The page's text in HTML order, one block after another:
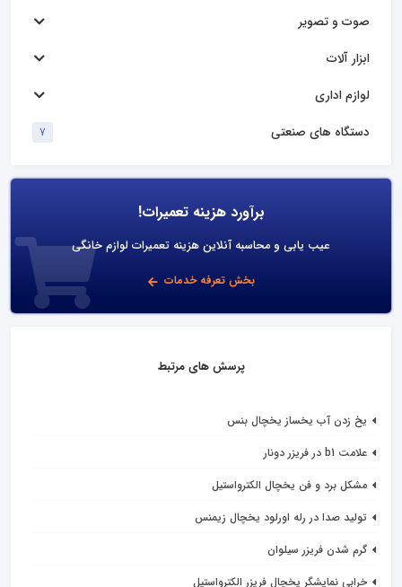
صوت و تصویر
ابزار آلات
لوازم اداری
دستگاه های صنعتی
7
برآورد هزینه تعمیرات!
عیب یابی و محاسبه آنلاین هزینه تعمیرات لوازم خانگی
بخش تعرفه خدمات
پرسش های مرتبط
یخ زدن آب یخساز یخچال بنس
علامت b1 در فریزر دونار
مشکل برد و فن یخچال الکترواستیل
تولید صدا در رله اورلود یخچال زیمنس
گرم شدن فریزر سیلوان
خرابی نمایشگر یخچال فریزر الکترواستیل